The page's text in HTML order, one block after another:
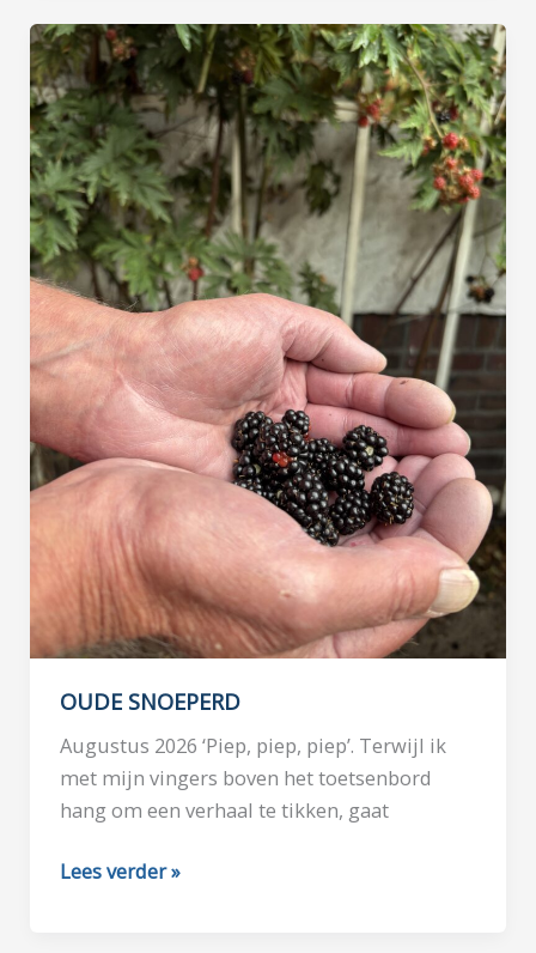
JE
EX
OUDE SNOEPERD
Augustus 2026 ‘Piep, piep, piep’. Terwijl ik
met mijn vingers boven het toetsenbord
hang om een verhaal te tikken, gaat
OUDE
Lees verder »